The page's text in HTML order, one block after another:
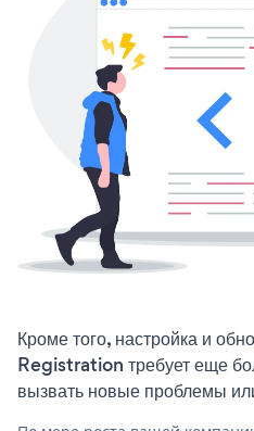
Кроме того, настройка и
Registration требует еще
вызвать новые проблемы